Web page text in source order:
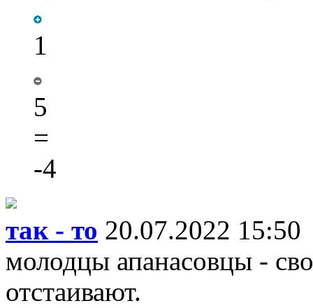
1
5
=
-4
так - то 20.07.2022 15:50
молодцы апанасовцы -
отстаивают.